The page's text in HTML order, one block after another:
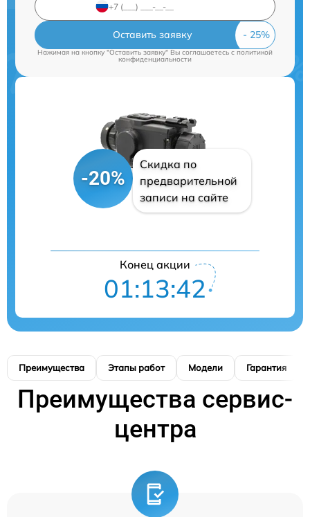
Оставить заявку
Нажимая на кнопку "Оставить заявку" Вы соглашаетесь cполитикой
конфиденциальности
-20%
Скидка по
предварительной
записи на сайте
Конец акции
01:13:42
Преимущества Этапы работ Модели Гарантия
Преимущества сервис-
центра